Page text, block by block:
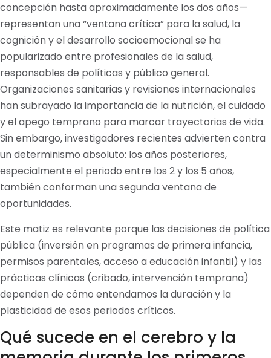
concepción hasta aproximadamente los dos años—
representan una “ventana crítica” para la salud, la
cognición y el desarrollo socioemocional se ha
popularizado entre profesionales de la salud,
responsables de políticas y público general.
Organizaciones sanitarias y revisiones internacionales
han subrayado la importancia de la nutrición, el cuidado
y el apego temprano para marcar trayectorias de vida.
Sin embargo, investigadores recientes advierten contra
un determinismo absoluto: los años posteriores,
especialmente el periodo entre los 2 y los 5 años,
también conforman una segunda ventana de
oportunidades.
Este matiz es relevante porque las decisiones de política
pública (inversión en programas de primera infancia,
permisos parentales, acceso a educación infantil) y las
prácticas clínicas (cribado, intervención temprana)
dependen de cómo entendamos la duración y la
plasticidad de esos periodos críticos.
Qué sucede en el cerebro y la